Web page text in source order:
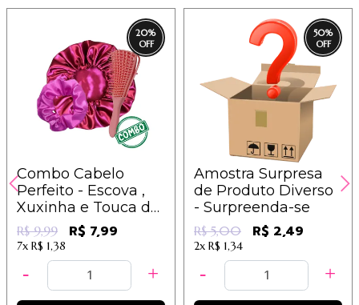
20%
Combo Cabelo
Perfeito - Escova ,
Xuxinha e Touca de
Cetim - Cores e
Modelos Diversos
R$ 9,99 R$ 7,99
7x R$ 1,38
50%
Amostra Surpresa
de Produto Diverso
- Surpreenda-se
R$ 5,00 R$ 2,49
2x R$ 1,34